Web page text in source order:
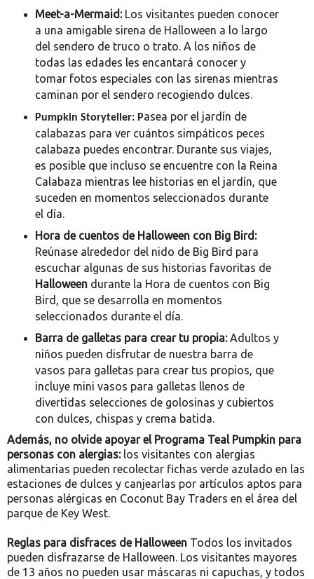
Meet-a-Mermaid: Los visitantes pueden conocer
a una amigable sirena de Halloween a lo largo
del sendero de truco o trato. A los niños de
todas las edades les encantará conocer y
tomar fotos especiales con las sirenas mientras
caminan por el sendero recogiendo dulces.
Pumpkin Storyteller: Pasea por el jardín de
calabazas para ver cuántos simpáticos peces
calabaza puedes encontrar. Durante sus viajes,
es posible que incluso se encuentre con la Reina
Calabaza mientras lee historias en el jardín, que
suceden en momentos seleccionados durante
el día.
Hora de cuentos de Halloween con Big Bird:
Reúnase alrededor del nido de Big Bird para
escuchar algunas de sus historias favoritas de
Halloweendurante la Hora de cuentos con Big
Bird, que se desarrolla en momentos
seleccionados durante el día.
Barra de galletas para crear tu propia:Adultos y
niños pueden disfrutar de nuestra barra de
vasos para galletas para crear tus propios, que
incluye mini vasos para galletas llenos de
divertidas selecciones de golosinas y cubiertos
con dulces, chispas y crema batida.
Además, no olvide apoyar el Programa Teal Pumpkin para
personas con alergias: los visitantes con alergias
alimentarias pueden recolectar fichas verde azulado en las
estaciones de dulces y canjearlas por artículos aptos para
personas alérgicas en Coconut Bay Traders en el área del
parque de Key West.
Reglas para disfraces de Halloween Todos los invitados
pueden disfrazarse de Halloween. Los visitantes mayores
de 13 años no pueden usar máscaras ni capuchas, y todos